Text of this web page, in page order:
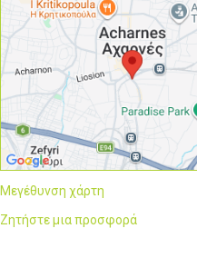
Μεγέθυνση χάρτη
Ζητήστε μια προσφορά